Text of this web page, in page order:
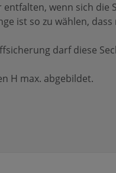
wenn sich die
ist so zu wählen,
darf diese
H max. abgebildet.